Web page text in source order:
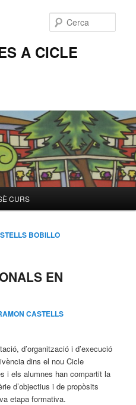
A CICLE
CURS
BOBILLO
EN
CASTELLS
d’organització i d’execució
dins el nou Cicle
i els alumnes han compartit la
d’objectius i de propòsits
etapa formativa.